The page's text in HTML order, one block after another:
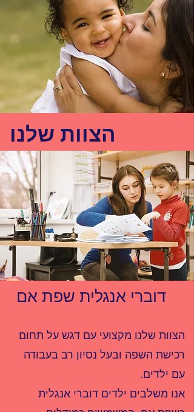
דוברי אנגלית שפת אם
הצוות שלנו מקצועי עם דגש על תחום
רכישת השפה ובעל נסיון רב בעבודה
עם ילדים.
אנו משלבים ילדים דוברי אנגלית
הצוות שלנו